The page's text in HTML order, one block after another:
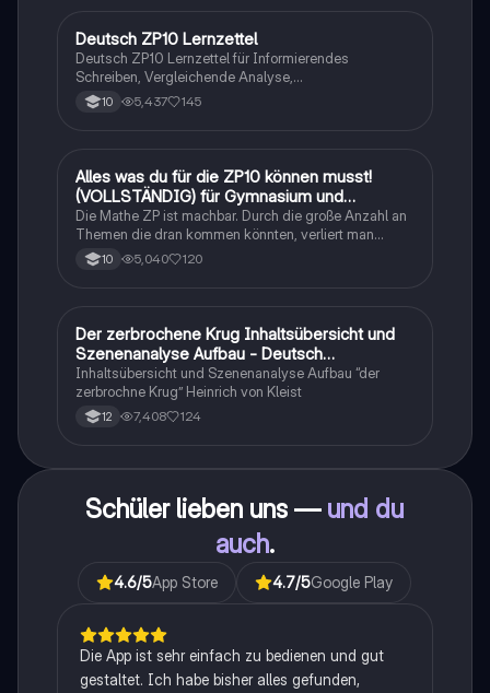
Deutsch
Deutsch ZP10 Lernzettel
Deutsch ZP10 Lernzettel für Informierendes
Schreiben, Vergleichende Analyse,
Sachtexte/Roman/Gedicht..
10 5,437 145
Mathe
Alles was du für die ZP10 können musst!
(VOLLSTÄNDIG) für Gymnasium und
Realschule
Die Mathe ZP ist machbar. Durch die große Anzahl an
Themen die dran kommen könnten, verliert man
schnell den Überblick. Also habe ich von den kleinsten
Themen bis hin zu den größten alles
10 5,040 120
Deutsch
Der zerbrochene Krug Inhaltsübersicht und
Szenenanalyse Aufbau - Deutsch
Q1/Q2/Abitur
Inhaltsübersicht und Szenenanalyse Aufbau “der
zerbrochne Krug” Heinrich von Kleist
12 7,408 124
Schüler lieben uns — und du
auch.
4.6/5App Store 4.7/5Google Play
Die App ist sehr einfach zu bedienen und gut
gestaltet. Ich habe bisher alles gefunden,